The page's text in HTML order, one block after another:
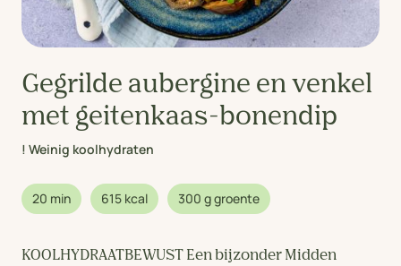
Gegrilde aubergine en venkel
met geitenkaas-bonendip
! Weinig koolhydraten
20 min 615 kcal 300 g groente
KOOLHYDRAATBEWUST Een bijzonder Midden